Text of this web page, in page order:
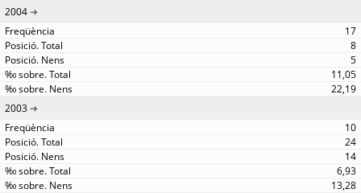
2004
17
8
5
11,05
22,19
2003
10
24
14
6,93
13,28